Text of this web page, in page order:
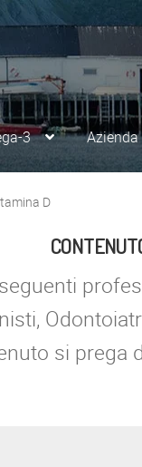
3 Azienda
D
si prega